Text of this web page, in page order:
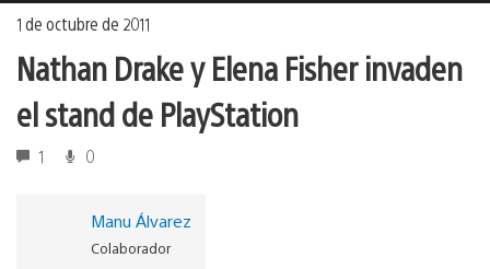
1 de octubre de 2011
Nathan Drake y Elena Fisher invaden
el stand de PlayStation
1 0
Manu Álvarez
Colaborador